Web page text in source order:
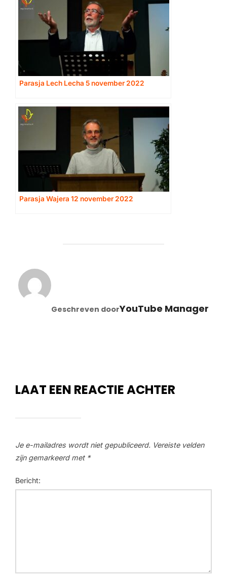
Parasja Lech Lecha 5 november 2022
Parasja Wajera 12 november 2022
Geschreven doorYouTube Manager
LAAT EEN REACTIE ACHTER
Je e-mailadres wordt niet gepubliceerd. Vereiste velden
zijn gemarkeerd met *
Bericht: